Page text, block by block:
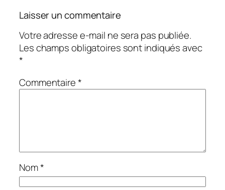
Laisser un commentaire
Votre adresse e-mail ne sera pas publiée.
Les champs obligatoires sont indiqués avec
*
Commentaire*
Nom*